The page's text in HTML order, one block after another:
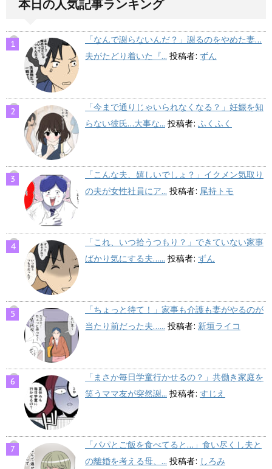
本日の人気記事ランキング
「なんで謝らないんだ？」謝るのをやめた妻…
夫がたどり着いた『... 投稿者: ずん
「今まで通りじゃいられなくなる？」妊娠を知
らない彼氏…大事な... 投稿者: ふくふく
「こんな夫、嬉しいでしょ？」イクメン気取り
の夫が女性社員にア... 投稿者: 尾持トモ
「これ、いつ拾うつもり？」できていない家事
ばかり気にする夫…... 投稿者: ずん
「ちょっと待て！」家事も介護も妻がやるのが
当たり前だった夫…... 投稿者: 新垣ライコ
「まさか毎日学童行かせるの？」共働き家庭を
笑うママ友が突然謝... 投稿者: すじえ
「パパとご飯を食べてると…」食い尽くし夫と
の離婚を考える母、... 投稿者: しろみ